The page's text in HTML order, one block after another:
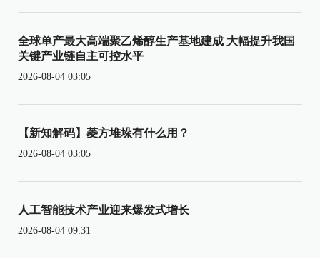
全球单产最大高端聚乙烯醇生产基地建成 大幅提升我国
关键产业链自主可控水平
2026-08-04 03:05
【新知解码】菱方堆垛有什么用？
2026-08-04 03:05
人工智能技术产业迎来爆发式增长
2026-08-04 09:31